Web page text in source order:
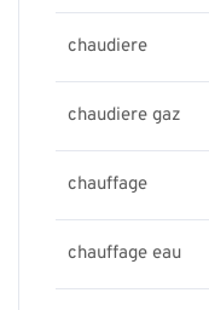
chaudiere
chaudiere gaz
chauffage
chauffage eau